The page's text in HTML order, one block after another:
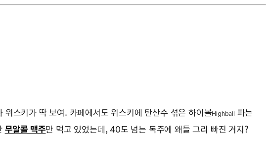
스키가 딱 보여. 카페에서도 위스키에 탄산수 섞은 하이볼Highball 파는
무알콜 맥주만 먹고 있었는데, 40도 넘는 독주에 왜들 그리 빠진 거지?